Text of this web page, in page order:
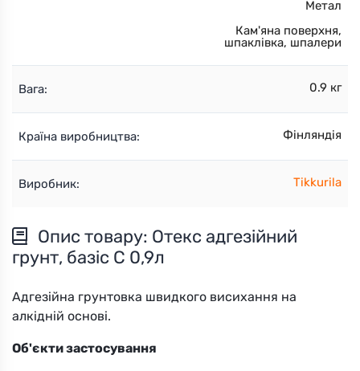
Метал
Кам'яна поверхня,
шпаклівка, шпалери
Вага: 0.9 кг
Країна виробництва: Фінляндія
Виробник: Tikkurila
Опис товару: Отекс адгезійний
грунт, базіс С 0,9л
Адгезійна грунтовка швидкого висихання на
алкідній основі.
Об'єкти застосування